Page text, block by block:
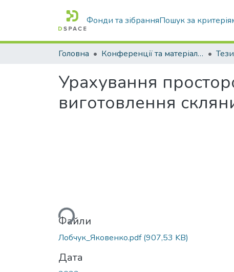
Фонди та зібранняПошук за
Головна Конференції та матеріали конференцій
Урахування
виготовлення
Вантажиться...Файли
Лобчук_Яковенко.pdf(907,53 KB)
Дата